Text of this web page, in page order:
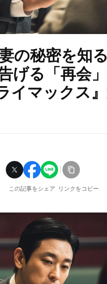
の秘密を知
げる「再会
イマックス
この記事をシェア リンクをコピー